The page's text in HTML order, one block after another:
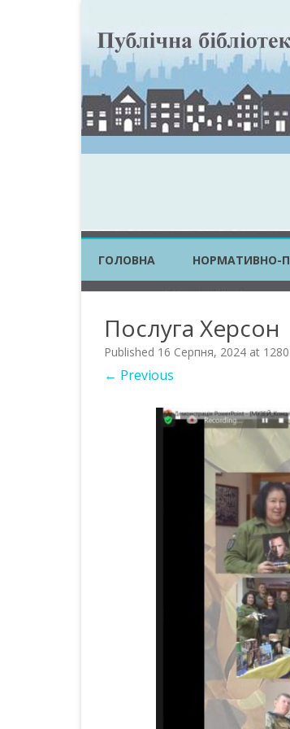
ГОЛОВНА НОРМАТИВНО-
ПОСТАНОВИ КМУ
Послуга Херсон
Published 16 Серпня, 2024 at
← Previous